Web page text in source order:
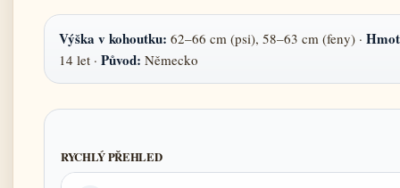
Výška v kohoutku: 62–66 cm (psi), 58–63 cm (feny) ·
14 let · Původ: Německo
RYCHLÝ PŘEHLED